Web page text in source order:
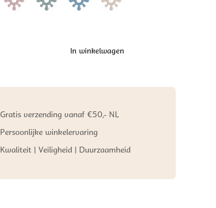
In winkelwagen
Gratis verzending vanaf €50,- NL
Persoonlijke winkelervaring
Kwaliteit | Veiligheid | Duurzaamheid